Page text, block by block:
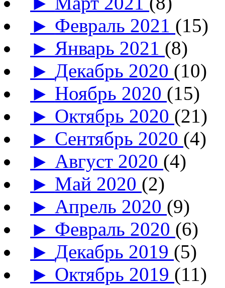
► Февраль 2021 (15)
► Январь 2021 (8)
►Декабрь 2020 (10)
► Ноябрь 2020 (15)
► Октябрь 2020 (21)
► Сентябрь 2020 (4)
► Август 2020 (4)
► Май 2020 (2)
► Апрель 2020 (9)
► Февраль 2020 (6)
►Декабрь 2019 (5)
► Октябрь 2019 (11)